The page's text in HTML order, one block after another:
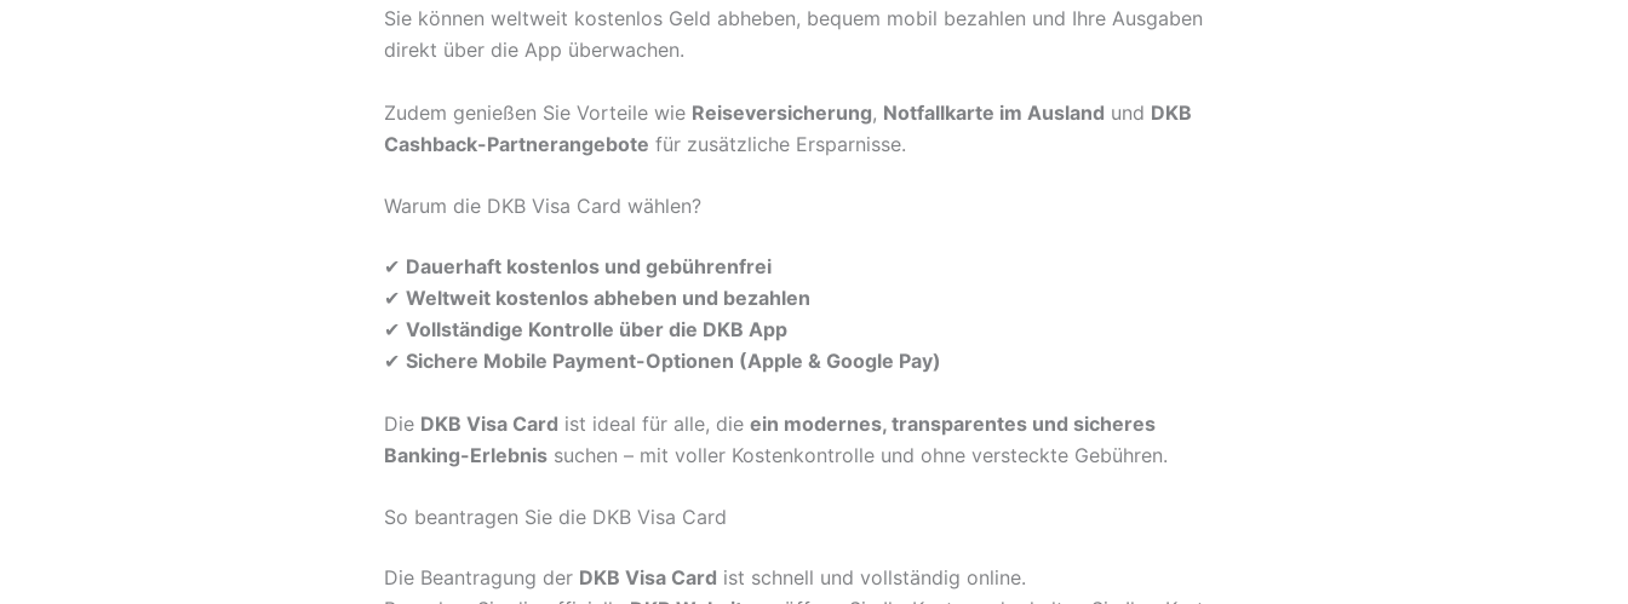
Sie können weltweit kostenlos Geld abheben, bequem mobil bezahlen und Ihre Ausgaben
direkt über die App überwachen.
Zudem genießen Sie Vorteile wie Reiseversicherung, Notfallkarte im Ausland und DKB
Cashback-Partnerangebote für zusätzliche Ersparnisse.
Warum die DKB Visa Card wählen?
✔ Dauerhaft kostenlos und gebührenfrei
✔ Weltweit kostenlos abheben und bezahlen
✔ Vollständige Kontrolle über die DKB App
✔ Sichere Mobile Payment-Optionen (Apple & Google Pay)
Die DKB Visa Card ist ideal für alle, die ein modernes, transparentes und sicheres
Banking-Erlebnis suchen – mit voller Kostenkontrolle und ohne versteckte Gebühren.
So beantragen Sie die DKB Visa Card
Die Beantragung der DKB Visa Card ist schnell und vollständig online.